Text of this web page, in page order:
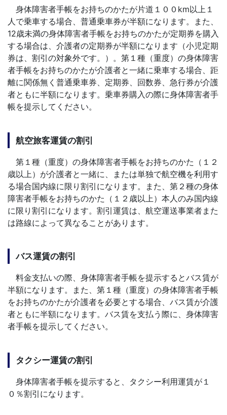
身体障害者手帳をお持ちのかたが片道１００km以上１
人で乗車する場合、普通乗車券が半額になります。また、
12歳未満の身体障害者手帳をお持ちのかたが定期券を購入
する場合は、介護者の定期券が半額になります（小児定期
券は、割引の対象外です。）。第１種（重度）の身体障害
者手帳をお持ちのかたが介護者と一緒に乗車する場合、距
離に関係無く普通乗車券、定期券、回数券、急行券が介護
者ともに半額になります。乗車券購入の際に身体障害者手
帳を提示してください。
航空旅客運賃の割引
第１種（重度）の身体障害者手帳をお持ちのかた（１２
歳以上）が介護者と一緒に、または単独で航空機を利用す
る場合国内線に限り割引になります。また、第２種の身体
障害者手帳をお持ちのかた（１２歳以上）本人のみ国内線
に限り割引になります。割引運賃は、航空運送事業者また
は路線によって異なることがあります。
バス運賃の割引
料金支払いの際、身体障害者手帳を提示するとバス賃が
半額になります。また、第１種（重度）の身体障害者手帳
をお持ちのかたが介護者を必要とする場合、バス賃が介護
者ともに半額になります。バス賃を支払う際に、身体障害
者手帳を提示してください。
タクシー運賃の割引
身体障害者手帳を提示すると、タクシー利用運賃が１
０％割引になります。